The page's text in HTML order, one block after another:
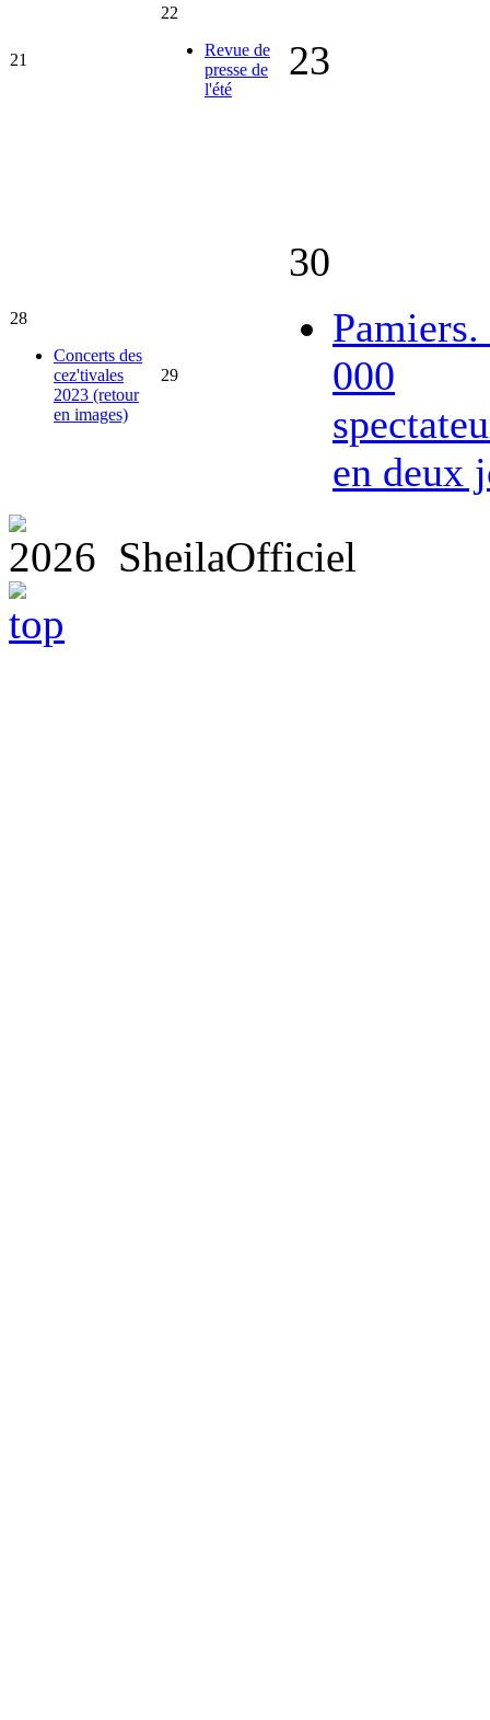
21
22
Revue de
presse de
l'été
23
28
Concerts des
cez'tivales
2023 (retour
en images)
29
30
Pamiers.
000
en deux
2026 SheilaOfficiel